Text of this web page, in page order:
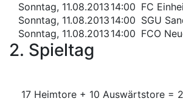
Sonntag, 11.08.2013 14:00 FC
Sonntag, 11.08.2013 14:00 SGU
Sonntag, 11.08.2013 14:00 FCO
2. Spieltag
17 Heimtore + 10 Auswärtstore =